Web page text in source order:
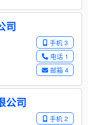
司
手机 3
电话 1
邮箱 4
公司
手机 2